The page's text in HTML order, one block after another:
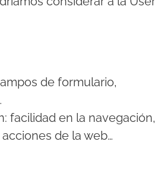
de formulario,
facilidad en la navegación,
de la web…